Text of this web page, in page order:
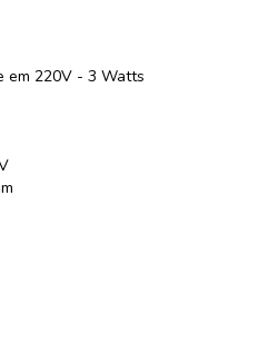
em 220V - 3 Watts